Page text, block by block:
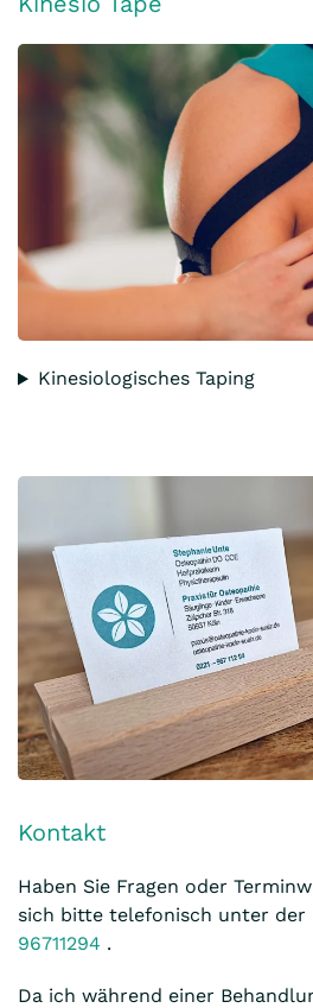
Kinesiologisches Taping
Kontakt
Haben Sie Fragen oder
sich bitte telefonisch unter der
96711294 .
Da ich während einer